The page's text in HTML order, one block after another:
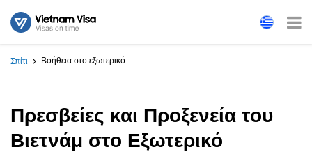
Σπίτι Βοήθεια στο εξωτερικό
Πρεσβείες και Προξενεία του
Βιετνάμ στο Εξωτερικό